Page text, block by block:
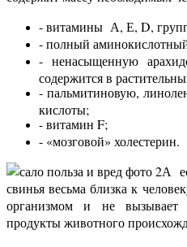
- витамины А, Е, D,
- полный
- ненасыщенную
содержится в
- пальмитиновую,
кислоты;
- витамин F;
- «мозговой» холестерин.
А
свинья весьма близка к
организмом и не вызывает
продукты животного